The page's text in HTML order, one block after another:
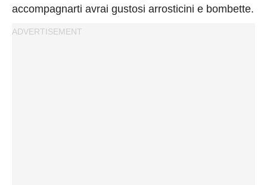
Cookies
Policy
accompagnarti avrai gustosi arrosticini e bombette.